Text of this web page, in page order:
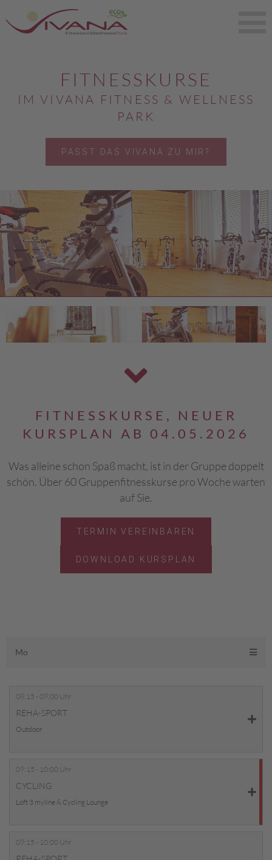
F ITN ESS K U RS E
I M V I VA NA F IT N E SS & W E L L N E SS
PA R K
PASST DAS VIVANA ZU MIR?
FITNESSKURSE, NEUER
KURSPLAN AB 04.05.2026
Was alleine schon Spaß macht, ist in der Gruppe doppelt
schön. Über 60 Gruppenfitnesskurse pro Woche warten
auf Sie.
TERMIN VEREINBAREN
DOWNLOAD KURSPLAN
Mo
08:15 - 09:00 Uhr
REHA-SPORT
Outdoor
09:15 - 10:00 Uhr
CYCLING
Loft 3 myline & Cycling Lounge
09:15 - 10:00 Uhr